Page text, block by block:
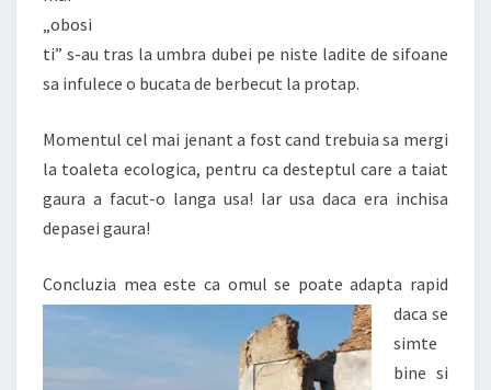
„obosi
ti” s-au tras la umbra dubei pe niste ladite de sifoane
sa infulece o bucata de berbecut la protap.
Momentul cel mai jenant a fost cand trebuia sa mergi
la toaleta ecologica, pentru ca desteptul care a taiat
gaura a facut-o langa usa! Iar usa daca era inchisa
depasei gaura!
Concluzia mea este ca omul se poate adapta rapid
daca se
simte
bine si